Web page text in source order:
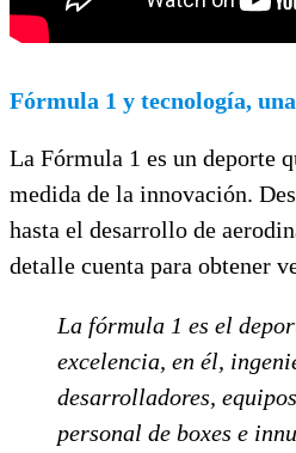
Fórmula 1 y tecnología,
La Fórmula 1 es un deporte
medida de la innovación.
hasta el desarrollo de
detalle cuenta para obtener
La fórmula 1 es el
excelencia, en él,
desarrolladores,
personal de boxes e